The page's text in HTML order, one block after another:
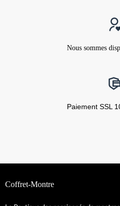
Nous sommes
Paiement SSL
Coffret-Montre